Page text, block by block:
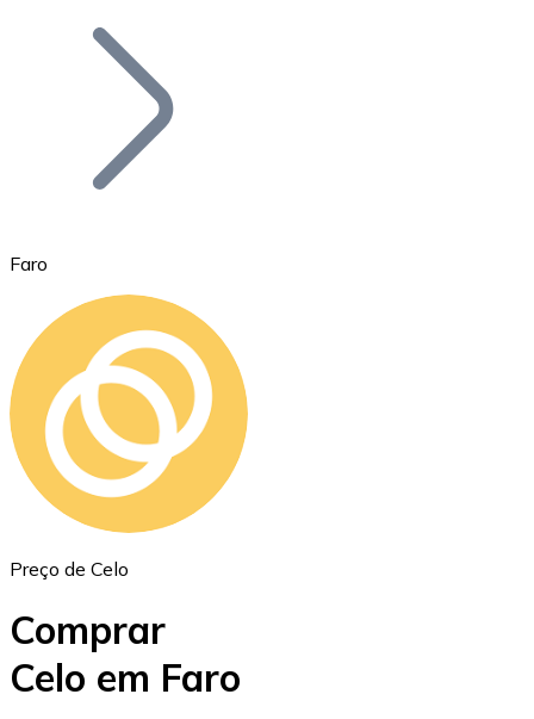
Bitcoin
Ethereum
ETH
Faro
Preço de Celo
Comprar
Celo em Faro